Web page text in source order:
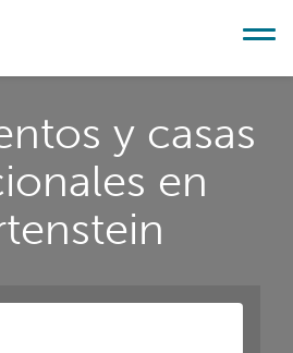
y casas
en